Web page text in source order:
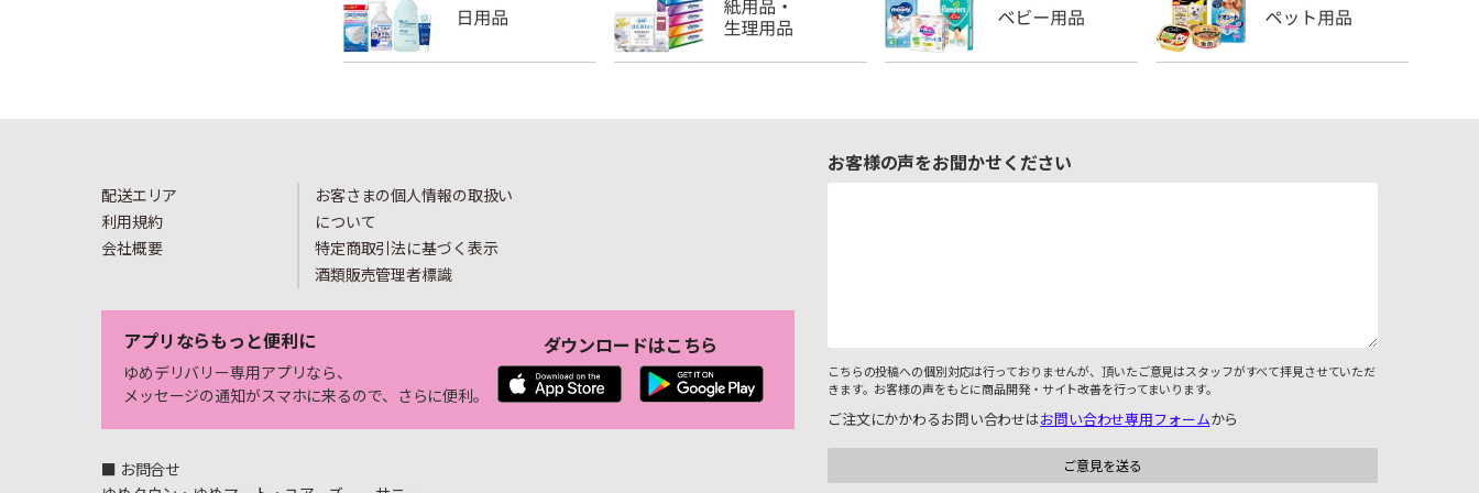
配送エリア
利用規約
会社概要
お客さまの個人情報の取扱い
について
特定商取引法に基づく表示
酒類販売管理者標識
アプリならもっと便利に
ゆめデリバリー専用アプリなら、
メッセージの通知がスマホに来るので、さらに便利。
ダウンロードはこちら
■ お問合せ
お客様の声をお聞かせください
こちらの投稿への個別対応は行っておりませんが、頂いたご意見はスタッフがすべて拝見させていただ
きます。お客様の声をもとに商品開発・サイト改善を行ってまいります。
ご注文にかかわるお問い合わせはお問い合わせ専用フォームから